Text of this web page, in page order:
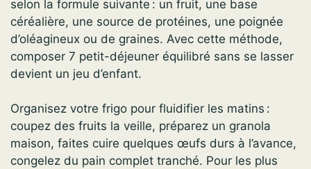
selon la formule suivante : un fruit, une base
céréalière, une source de protéines, une poignée
d’oléagineux ou de graines. Avec cette méthode,
composer 7 petit-déjeuner équilibré sans se lasser
devient un jeu d’enfant.
Organisez votre frigo pour fluidifier les matins :
coupez des fruits la veille, préparez un granola
maison, faites cuire quelques œufs durs à l’avance,
congelez du pain complet tranché. Pour les plus